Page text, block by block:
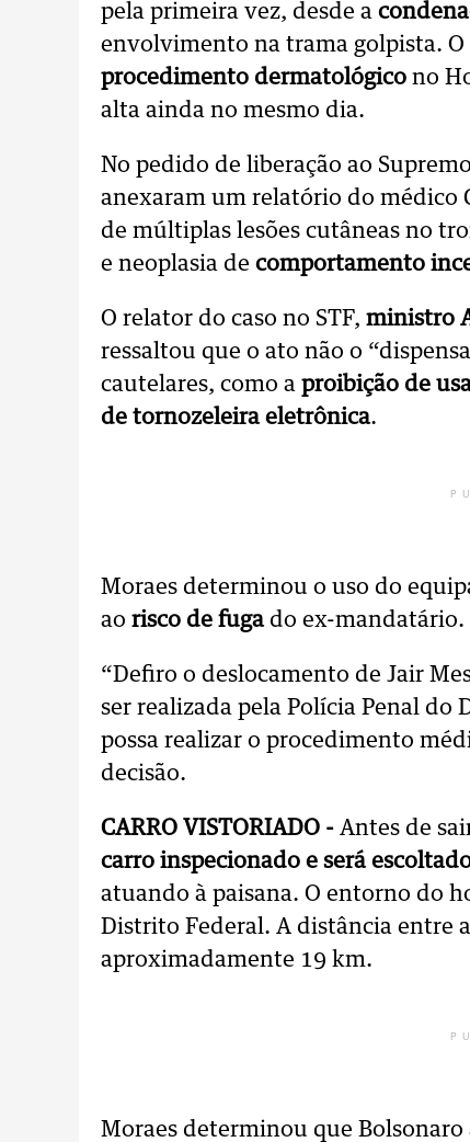
pela primeira vez, desde a
envolvimento na trama golpista.
procedimento dermatológico no
alta ainda no mesmo dia.
No pedido de liberação ao
anexaram um relatório do médico
de múltiplas lesões cutâneas no
e neoplasia de comportamento
O relator do caso no STF, ministro
ressaltou que o ato não o
cautelares, como a proibição de
de tornozeleira eletrônica.
Moraes determinou o uso do
ao risco de fugado ex-mandatário.
“Defiro o deslocamento de Jair
ser realizada pela Polícia Penal do
possa realizar o procedimento
decisão.
CARRO VISTORIADO - Antes de
carro inspecionado e será
atuando à paisana. O entorno do
Distrito Federal. A distância entre
aproximadamente 19 km.
Moraes determinou que Bolsonaro